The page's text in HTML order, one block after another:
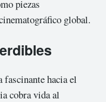
piezas
global.
fascinante hacia el
cobra vida al